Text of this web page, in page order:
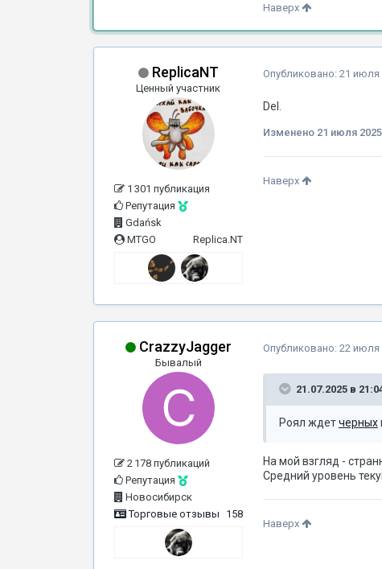
Наверх
ReplicaNT
Ценный участник
1 301 публикация
Репутация
Gdańsk
MTGO
Replica.NT
Опубликовано: 21 июля
Del.
Изменено 21 июля 2025
Наверх
CrazzyJagger
Бывалый
2 178 публикаций
Репутация
Новосибирск
Торговые отзывы
158
Опубликовано: 22 июля
21.07.2025 в
Роял ждетчерных
На мой взгляд -
Средний уровень
Наверх